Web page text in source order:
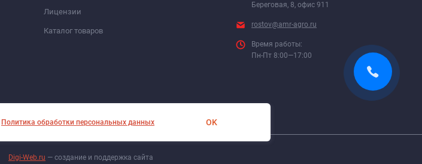
Лицензии
Каталог товаров
Береговая, 8, офис 911
rostov@amr-agro.ru
Время работы:
Пн-Пт 8:00—17:00
Digi-Web.ru — создание и поддержка сайта
Политика обработки персональных данных OK